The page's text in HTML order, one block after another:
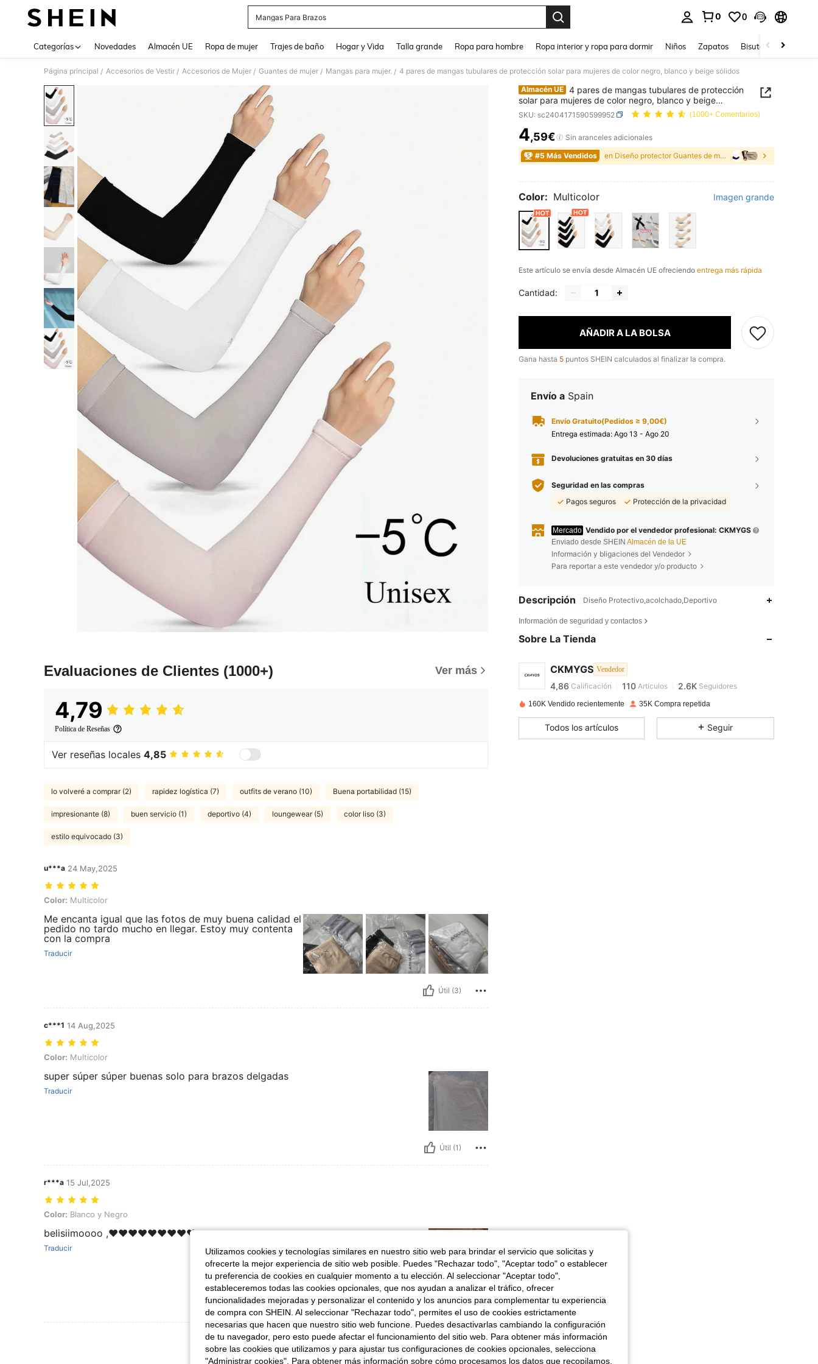
Mangas Para Brazos
0 0
Categorías Novedades Almacén UE Ropa de mujer Trajes de baño Hogar y Vida Talla grande Ropa para hombre Ropa interior y ropa para dormir Niños Zapatos Bisutería Y
Página principal / Accesorios de Vestir / Accesorios de Mujer / Guantes de mujer / Mangas para mujer. / 4 pares de mangas tubulares de protección solar para mujeres de color negro, blanco y beige sólidos
Evaluaciones de Clientes (1000+) Ver más
4,79
Política de Reseñas
Ver reseñas locales 4,85
lo volveré a comprar (2) rapidez logística (7) outfits de verano (10) Buena portabilidad (15)
impresionante (8) buen servicio (1) deportivo (4) loungewear (5) color liso (3)
estilo equivocado (3)
u***a 24 May,2025
Color: Multicolor
Color: Multicolor
Me encanta igual que las fotos de muy buena calidad el
pedido no tardo mucho en llegar. Estoy muy contenta
con la compra
Traducir
Útil (3)
c***1 14 Aug,2025
Color: Multicolor
Color: Multicolor
super súper súper buenas solo para brazos delgadas
Traducir
Útil (1)
r***a 15 Jul,2025
Color: Blanco y Negro
Color: Blanco y Negro
belisiimoooo ,♥️♥️♥️♥️♥️♥️♥️♥️♥️
Traducir
Útil (1)
Ver Más Reseñas
Almacén UE 4 pares de mangas tubulares de protección
solar para mujeres de color negro, blanco y beige
sólidos
SKU: sc2404171590599952 (1000+ Comentarios)
PRICE AND AVAILABILITY
4,59€
Sin aranceles adicionales
#5 Más Vendidos
en Diseño protector Guantes de mujer
Color: Multicolor Imagen grande
Este artículo se envía desde Almacén UE ofreciendo entrega más rápida
Cantidad:
AÑADIR A LA BOLSA
Gana hasta 5 puntos SHEIN calculados al finalizar la compra.
Envío a Spain
Envío Gratuito(Pedidos ≥ 9,00€)
Entrega estimada: Ago 13 - Ago 20
Devoluciones gratuitas en 30 días
Seguridad en las compras
Pagos seguros
Protección de la privacidad
Mercado Vendido por el vendedor profesional: CKMYGS
Enviado desde SHEIN Almacén de la UE
Información y bligaciones del Vendedor
Para reportar a este vendedor y/o producto
Descripción Diseño Protectivo,acolchado,Deportivo
Información de seguridad y contactos
Sobre La Tienda
CKMYGS Vendedor
4,86 Calificación 110 Artículos 2.6K Seguidores
4,86
160K Vendido recientemente 35K Compra repetida
Todos los artículos Seguir
Utilizamos cookies y tecnologías similares en nuestro sitio web para brindar el servicio que solicitas y
ofrecerte la mejor experiencia de sitio web posible. Puedes "Rechazar todo", "Aceptar todo" o establecer
tu preferencia de cookies en cualquier momento a tu elección. Al seleccionar "Aceptar todo",
estableceremos todas las cookies opcionales, que nos ayudan a analizar el tráfico, ofrecer
funcionalidades mejoradas y personalizar el contenido y los anuncios para complementar tu experiencia
de compra con SHEIN. Al seleccionar "Rechazar todo", permites el uso de cookies estrictamente
necesarias que hacen que nuestro sitio web funcione. Puedes desactivarlas cambiando la configuración
de tu navegador, pero esto puede afectar el funcionamiento del sitio web. Para obtener más información
sobre las cookies que utilizamos y para ajustar tus configuraciones de cookies opcionales, selecciona
"Administrar cookies". Para obtener más información sobre cómo procesamos los datos que recopilamos,